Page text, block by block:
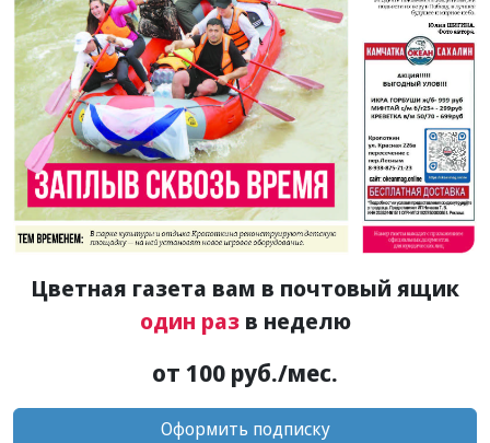
Цветная газета вам в почтовый ящик
один разв неделю
от 100 руб./мес.
Оформить подписку